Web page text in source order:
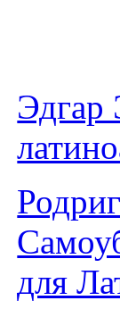
Эдгар
для